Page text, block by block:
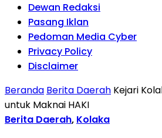
Dewan Redaksi
Pasang Iklan
Pedoman Media Cyber
Privacy Policy
Disclaimer
Beranda Berita Daerah Kejari
untuk Maknai HAKI
Berita Daerah, Kolaka